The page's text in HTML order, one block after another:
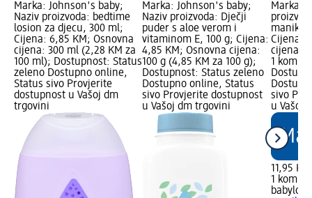
Marka: Johnson's baby;
Naziv proizvoda: bedtime
losion za djecu, 300 ml;
Cijena: 6,85 KM; Osnovna
cijena: 300 ml (2,28 KM za
100 ml); Dostupnost: Status
zeleno Dostupno online,
Status sivo Provjerite
dostupnost u Vašoj dm
trgovini
Marka: Johnson's baby;
Naziv proizvoda: Dječji
puder s aloe verom i
vitaminom E, 100 g; Cijena:
4,85 KM; Osnovna cijena:
100 g (4,85 KM za 100 g);
Dostupnost: Status zeleno
Dostupno online, Status
sivo Provjerite dostupnost
u Vašoj dm trgovini
Marka:
manikir,
Cijena:
cijena: 1
1 kom.);
sivo
u Vašoj
11,95 KM
1 kom.
babylove